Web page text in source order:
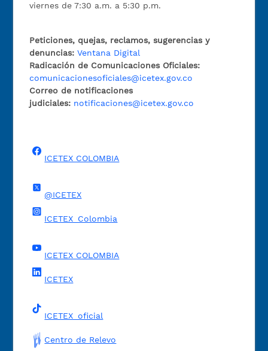
viernes de 7:30 a.m. a 5:30 p.m.
Peticiones, quejas, reclamos, sugerencias y
denuncias: Ventana Digital
Radicación de Comunicaciones Oficiales:
comunicacionesoficiales@icetex.gov.co
Correo de notificaciones
judiciales: notificaciones@icetex.gov.co
ICETEX COLOMBIA
@ICETEX
ICETEX_Colombia
ICETEX COLOMBIA
ICETEX
ICETEX_oficial
Centro de Relevo